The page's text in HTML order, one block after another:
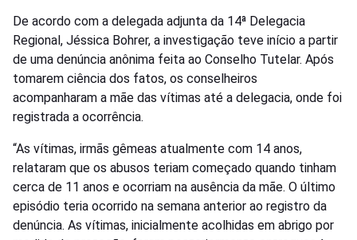
De acordo com a delegada adjunta da 14ª Delegacia
Regional, Jéssica Bohrer, a investigação teve início a partir
de uma denúncia anônima feita ao Conselho Tutelar. Após
tomarem ciência dos fatos, os conselheiros
acompanharam a mãe das vítimas até a delegacia, onde foi
registrada a ocorrência.
“As vítimas, irmãs gêmeas atualmente com 14 anos,
relataram que os abusos teriam começado quando tinham
cerca de 11 anos e ocorriam na ausência da mãe. O último
episódio teria ocorrido na semana anterior ao registro da
denúncia. As vítimas, inicialmente acolhidas em abrigo por